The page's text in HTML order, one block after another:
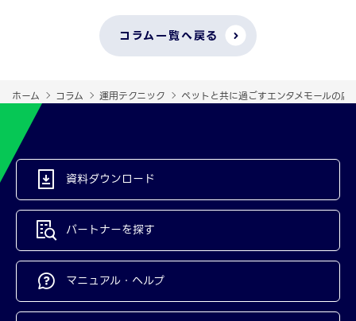
コラム一覧へ戻る
ホーム コラム 運用テクニック ペットと共に過ごすエンタメモールの
資料ダウンロード
パートナーを探す
マニュアル・ヘルプ